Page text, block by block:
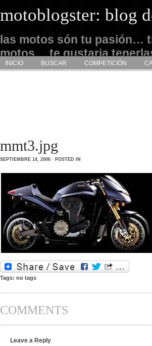
motoblogster: blog
las motos són tu pasión…
motos… te gustaria
admirarlas… este es tu
INICIO BUSCAR COMPETICIÓN
mmt3.jpg
SEPTIEMBRE 14, 2006 · POSTED IN
Tags: no tags
COMMENTS
Leave a Reply